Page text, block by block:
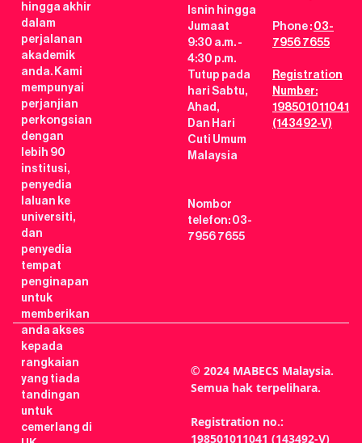
hingga akhir
dalam
perjalanan
akademik
anda. Kami
mempunyai
perjanjian
perkongsian
dengan
lebih 90
institusi,
penyedia
laluan ke
universiti,
dan
penyedia
tempat
penginapan
untuk
memberikan
anda akses
kepada
rangkaian
yang tiada
tandingan
untuk
cemerlang di
Isnin hingga
Jumaat
9:30 a.m. -
4:30 p.m.
Tutup pada
hari Sabtu,
Ahad,
Dan Hari
Cuti Umum
Malaysia
Nombor
telefon: 03-
7956 7655
Phone : 03-
7956 7655
Registration
Number:
198501011041
(143492-V)
© 2024 MABECS Malaysia.
Semua hak terpelihara.
Registration no.:
198501011041 (143492-V)